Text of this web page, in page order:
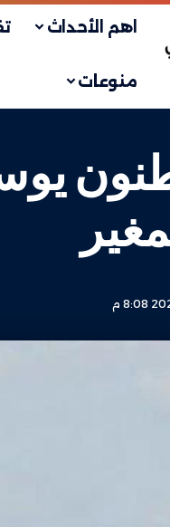
اهم الأحداث
منوعات